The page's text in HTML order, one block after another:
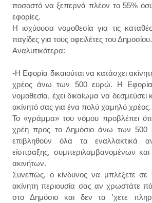
ποσοστό να ξεπερνά πλέον το 55%
εφορίες.
Η ισχύουσα νομοθεσία για τις
παγίδες για τους οφειλέτες του Δημοσίου.
Αναλυτικότερα:
-Η Εφορία δικαιούται να κατάσχει
χρέος άνω των 500 ευρώ. Η
νομοθεσία, έχει δικαίωμα να δεσμεύσει
ακίνητό σας για ένα πολύ χαμηλό χρέος.
Το «γράμμα» του νόμου προβλέπει
χρέη προς το Δημόσιο άνω των 500
επιβληθούν όλα τα εναλλακτικά
είσπραξης, συμπεριλαμβανομένων
ακινήτων.
Συνεπώς, ο κίνδυνος να μπλέξετε σε
ακίνητη περιουσία σας αν χρωστάτε
στο Δημόσιο και δεν τα 'χετε